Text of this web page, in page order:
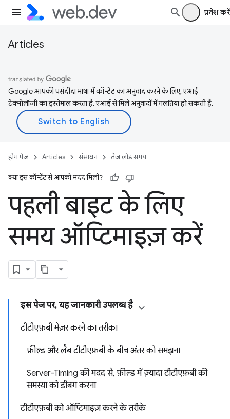
प्रवेश करें
Articles
Google आपकी पसंदीदा भाषा में कॉन्टेंट का अनुवाद करने के लिए, एआई
टेक्नोलॉजी का इस्तेमाल करता है. एआई से मिले अनुवादों में गलतियां हो सकती हैं.
होम पेज Articles संसाधन तेज़ लोड समय
क्या इस कॉन्टेंट से आपको मदद मिली?
पहली बाइट के लिए
समय ऑप्टिमाइज़ करें
इस पेज पर, यह जानकारी उपलब्ध है
टीटीएफ़बी मेज़र करने का तरीका
फ़ील्ड और लैब टीटीएफ़बी के बीच अंतर को समझना
Server-Timing की मदद से, फ़ील्ड में ज़्यादा टीटीएफ़बी की
समस्या को डीबग करना
टीटीएफ़बी को ऑप्टिमाइज़ करने के तरीके